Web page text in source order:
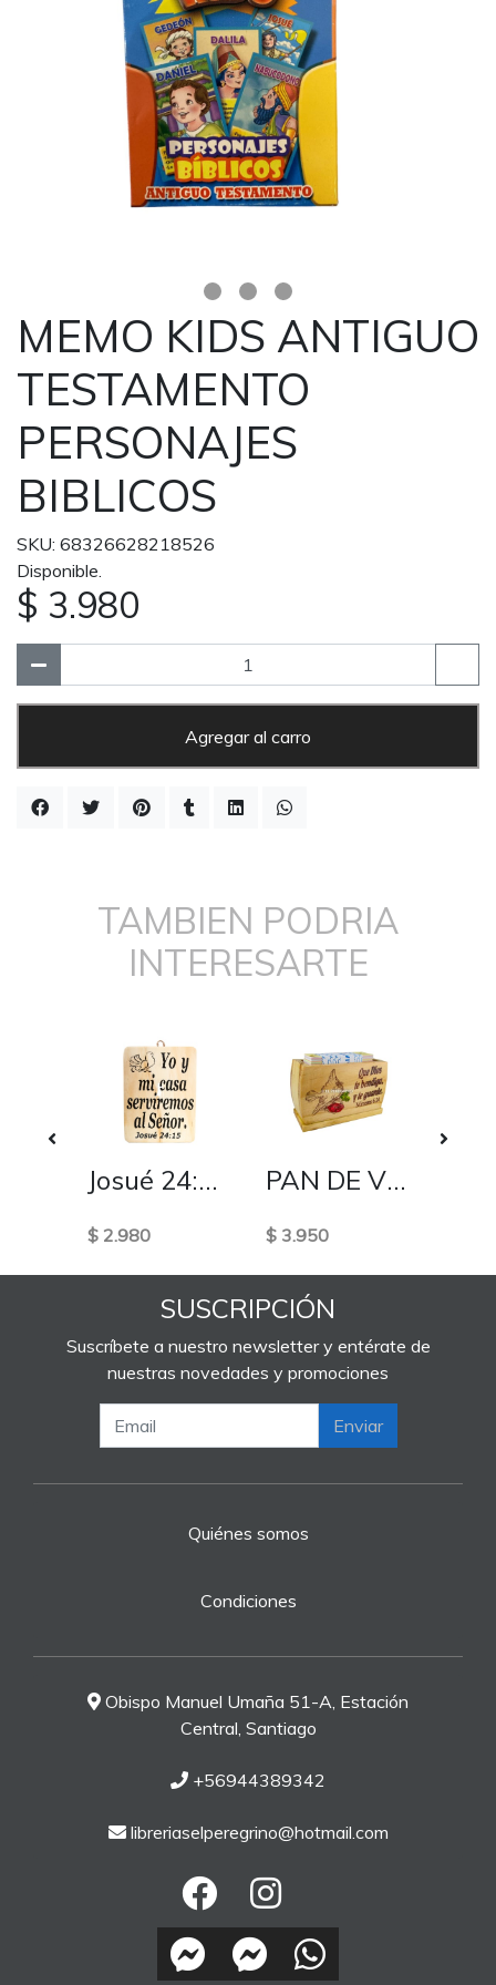
MEMO KIDS ANTIGUO
TESTAMENTO
PERSONAJES
BIBLICOS
SKU: 68326628218526
Disponible.
$ 3.980
Agregar al carro
TAMBIEN PODRIA
INTERESARTE
Josué 24:15 - Mediano cuadro de madera
$ 2.980
PAN DE VIDA
$ 3.950
SUSCRIPCIÓN
Suscríbete a nuestro newsletter y entérate de
nuestras novedades y promociones
Enviar
Quiénes somos
Condiciones
Obispo Manuel Umaña 51-A, Estación
Central, Santiago
+56944389342
libreriaselperegrino@hotmail.com